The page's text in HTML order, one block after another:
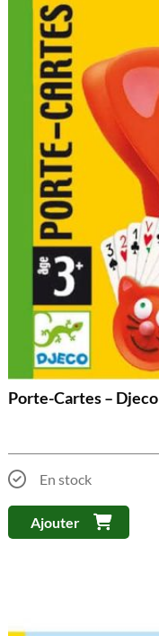
Porte-Cartes – Djeco
En stock
Ajouter